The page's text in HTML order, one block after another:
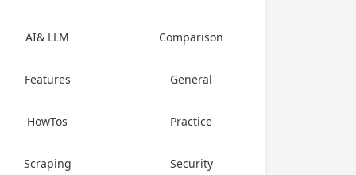
AI& LLM Comparison
Features General
HowTos Practice
Scraping Security